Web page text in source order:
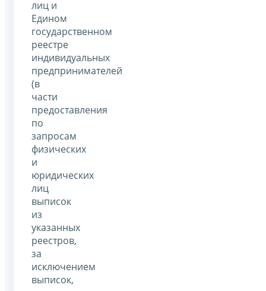
лиц и
Едином
государственном
реестре
индивидуальных
предпринимателей
(в
части
предоставления
по
запросам
физических
и
юридических
лиц
выписок
из
указанных
реестров,
за
исключением
выписок,